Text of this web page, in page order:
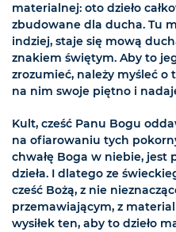
materialnej: oto dzieło
zbudowane dla ducha. Tu
indziej, staje się mową
znakiem świętym. Aby to
zrozumieć, należy myśleć
na nim swoje piętno i
Kult, cześć Panu Bogu
na ofiarowaniu tych
chwałę Boga w niebie, jest
dzieła. I dlatego ze
cześć Bożą, z nie
przemawiającym, z
wysiłek ten, aby to dzieło